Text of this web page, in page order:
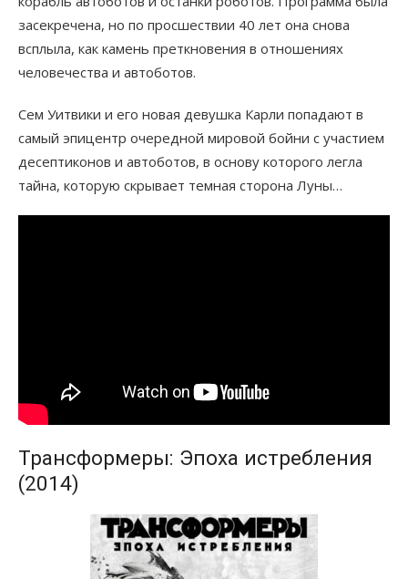
засекречена, но по просшествии 40 лет она снова
всплыла, как камень преткновения в отношениях
человечества и автоботов.
Сем Уитвики и его новая девушка Карли попадают в
самый эпицентр очередной мировой бойни с участием
десептиконов и автоботов, в основу которого легла
тайна, которую скрывает темная сторона Луны…
Трансформеры: Эпоха истребления
(2014)